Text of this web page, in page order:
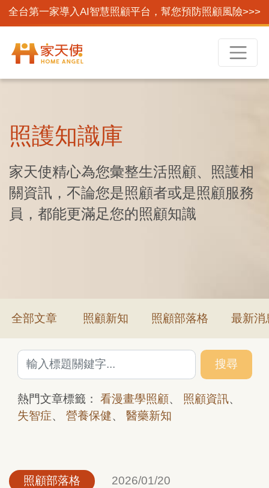
全台第一家導入AI智慧照顧平台，幫您預防照顧風險>>>
照護知識庫
家天使精心為您彙整生活照顧、照護相
關資訊，不論您是照顧者或是照顧服務
員，都能更滿足您的照顧知識
全部文章 照顧新知 照顧部落格 最新消
搜尋
熱門文章標籤： 看漫畫學照顧、 照顧資訊、
失智症、 營養保健、 醫藥新知
照顧部落格 2026/01/20